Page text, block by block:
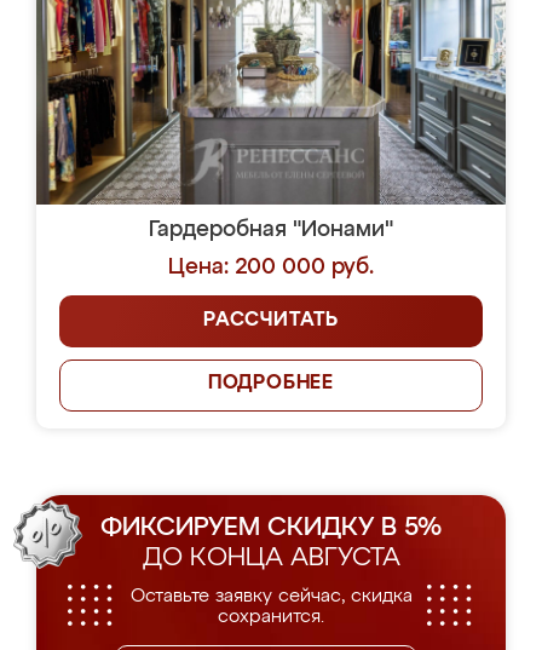
Гардеробная "Ионами"
Цена: 200 000 руб.
РАССЧИТАТЬ
ПОДРОБНЕЕ
ФИКСИРУЕМ СКИДКУ В 5%
ДО КОНЦА АВГУСТА
Оставьте заявку сейчас, скидка
сохранится.